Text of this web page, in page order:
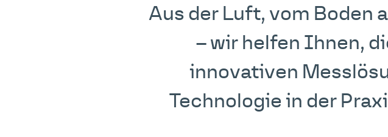
Aus der Luft, vom Boden
– wir helfen Ihnen,
innovativen
Technologie in der